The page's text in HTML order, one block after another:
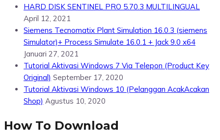
HARD DISK SENTINEL PRO 5.70.3 MULTILINGUAL
April 12, 2021
Siemens Tecnomatix Plant Simulation 16.0.3 (siemens
Simulator)+ Process Simulate 16.0.1 + Jack 9.0 x64
Januari 27, 2021
Tutorial Aktivasi Windows 7 Via Telepon (Product Key
Original) September 17, 2020
Tutorial Aktivasi Windows 10 (Pelanggan AcakAcakan
Shop) Agustus 10, 2020
How To Download